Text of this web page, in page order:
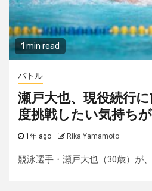
1 min read
バトル
瀬戸大也、現役続行
度挑戦したい気持ち
1年 ago Rika Yamamoto
競泳選手・瀬戸大也（30歳）が